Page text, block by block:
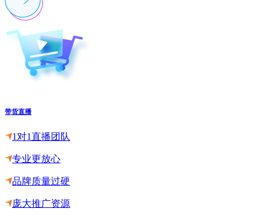
带货直播
1对1直播团队
专业更放心
品牌质量过硬
庞大推广资源